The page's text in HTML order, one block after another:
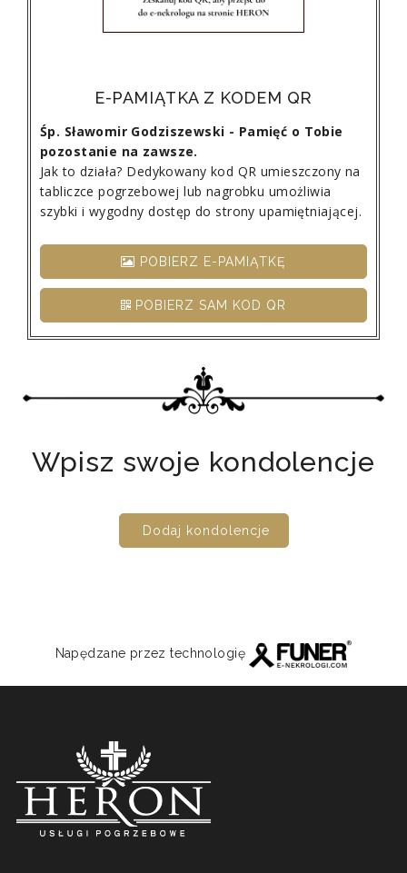
E-PAMIĄTKA Z KODEM QR
Śp. Sławomir Godziszewski - Pamięć o Tobie
pozostanie na zawsze.
Jak to działa? Dedykowany kod QR umieszczony na
tabliczce pogrzebowej lub nagrobku umożliwia
szybki i wygodny dostęp do strony upamiętniającej.
POBIERZ E-PAMIĄTKĘ
POBIERZ SAM KOD QR
Wpisz swoje kondolencje
Dodaj kondolencje
Napędzane przez technologię